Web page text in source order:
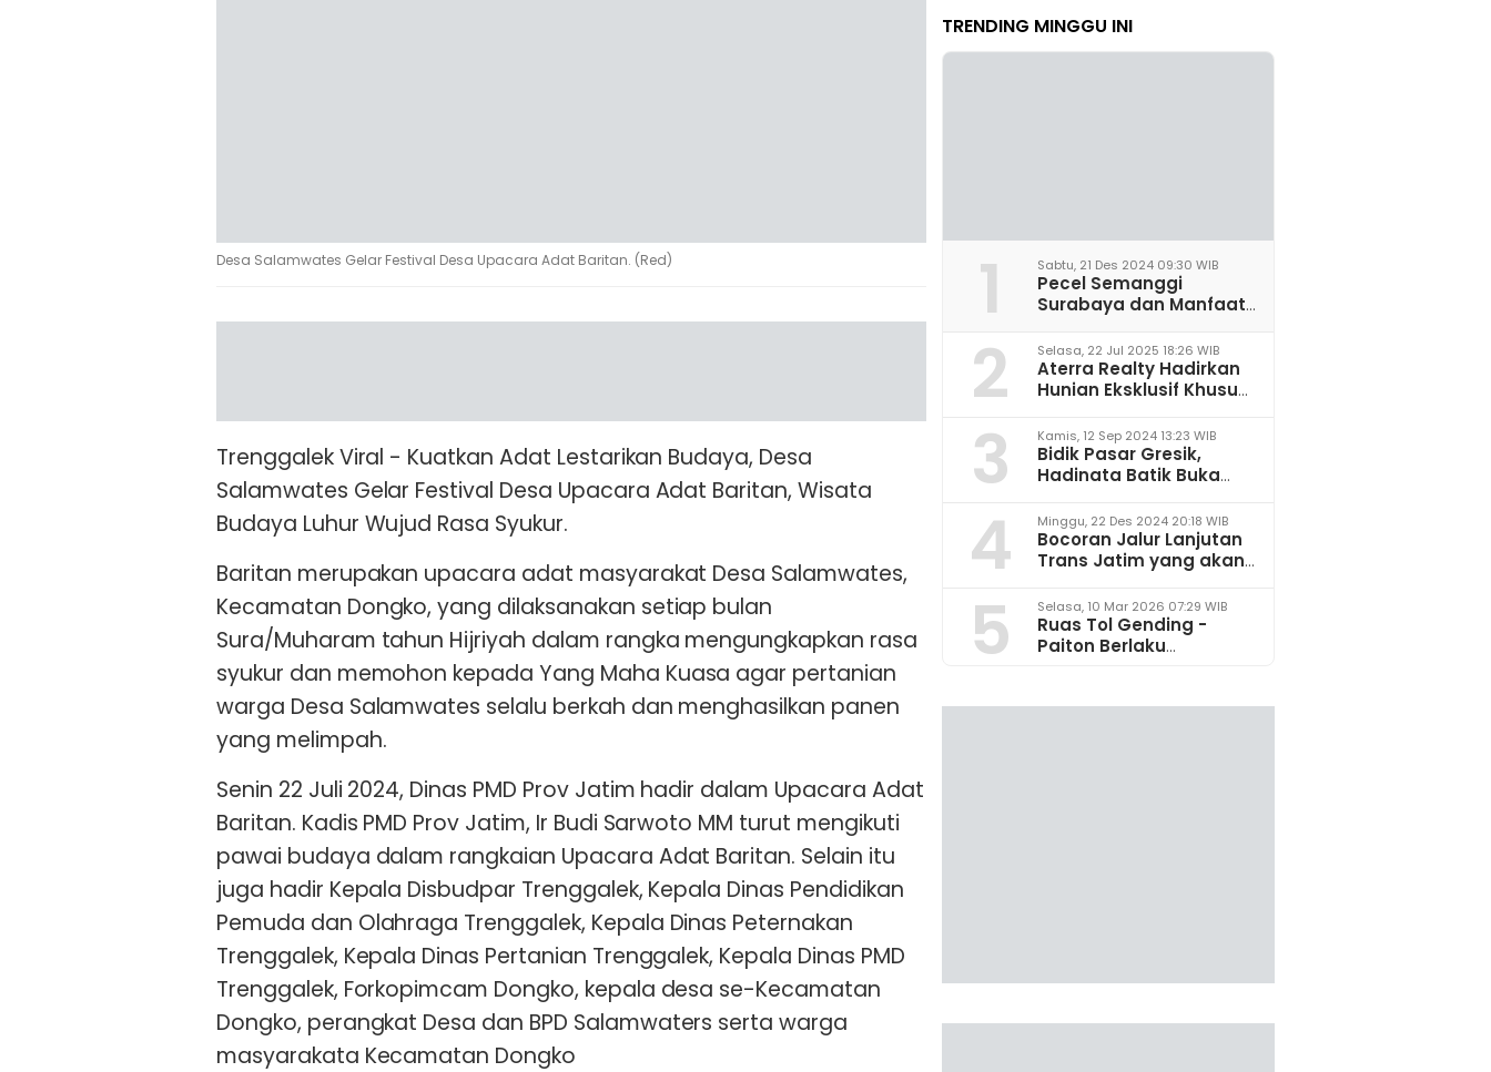
Desa Salamwates Gelar Festival Desa Upacara Adat Baritan. (Red)
Trenggalek Viral - Kuatkan Adat Lestarikan Budaya, Desa
Salamwates Gelar Festival Desa Upacara Adat Baritan, Wisata
Budaya Luhur Wujud Rasa Syukur.
Baritan merupakan upacara adat masyarakat Desa Salamwates,
Kecamatan Dongko, yang dilaksanakan setiap bulan
Sura/Muharam tahun Hijriyah dalam rangka mengungkapkan rasa
syukur dan memohon kepada Yang Maha Kuasa agar pertanian
warga Desa Salamwates selalu berkah dan menghasilkan panen
yang melimpah.
Senin 22 Juli 2024, Dinas PMD Prov Jatim hadir dalam Upacara Adat
Baritan. Kadis PMD Prov Jatim, Ir Budi Sarwoto MM turut mengikuti
pawai budaya dalam rangkaian Upacara Adat Baritan. Selain itu
juga hadir Kepala Disbudpar Trenggalek, Kepala Dinas Pendidikan
Pemuda dan Olahraga Trenggalek, Kepala Dinas Peternakan
Trenggalek, Kepala Dinas Pertanian Trenggalek, Kepala Dinas PMD
Trenggalek, Forkopimcam Dongko, kepala desa se-Kecamatan
Dongko, perangkat Desa dan BPD Salamwaters serta warga
masyarakata Kecamatan Dongko
TRENDING MINGGU INI
1 Sabtu, 21 Des 2024 09:30 WIB
Pecel Semanggi
Surabaya dan Manfaat
Saraf
2 Selasa, 22 Jul 2025 18:26 WIB
Aterra Realty Hadirkan
Hunian Eksklusif Khusus
Malang
3 Kamis, 12 Sep 2024 13:23 WIB
Bidik Pasar Gresik,
Hadinata Batik Buka
4 Minggu, 22 Des 2024 20:18 WIB
Bocoran Jalur Lanjutan
Trans Jatim yang akan
2025
5 Selasa, 10 Mar 2026 07:29 WIB
Ruas Tol Gending -
Paiton Berlaku